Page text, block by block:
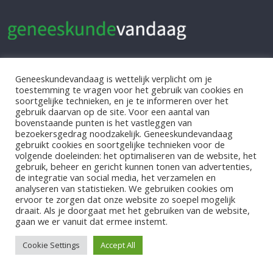
Home
Contact Us
©Geneeskunde Vandaag
Geneeskundevandaag is wettelijk verplicht om je
toestemming te vragen voor het gebruik van cookies en
soortgelijke technieken, en je te informeren over het
gebruik daarvan op de site. Voor een aantal van
bovenstaande punten is het vastleggen van
bezoekersgedrag noodzakelijk. Geneeskundevandaag
gebruikt cookies en soortgelijke technieken voor de
volgende doeleinden: het optimaliseren van de website, het
gebruik, beheer en gericht kunnen tonen van advertenties,
de integratie van social media, het verzamelen en
analyseren van statistieken. We gebruiken cookies om
ervoor te zorgen dat onze website zo soepel mogelijk
draait. Als je doorgaat met het gebruiken van de website,
gaan we er vanuit dat ermee instemt.
Cookie Settings Accept All